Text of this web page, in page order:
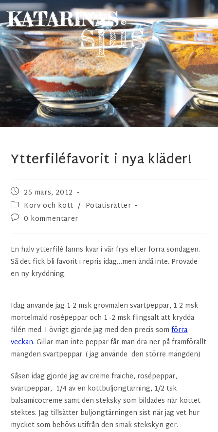
Ytterfiléfavorit i nya kläder!
25 mars, 2012
Korv och kött / Potatisrätter
0 kommentarer
En halv ytterfilé fanns kvar i vår frys efter förra söndagen.
Så det fick bli favorit i repris idag…men ändå inte. Provade
en ny kryddning.
Idag använde jag 1-2 msk grovmalen svartpeppar, 1-2 msk
mortelmald rosépeppar och 1 -2 msk flingsalt att krydda
filén med. I övrigt gjorde jag med den precis somförra
veckan. Gillar man inte peppar får man dra ner på framförallt
mängden svartpeppar. ( jag använde den större mängden)
Såsen idag gjorde jag av creme fraiche, rosépeppar,
svartpeppar, 1/4 av en köttbuljongtärning, 1/2 tsk
balsamicocreme samt den steksky som bildades när köttet
stektes. Jag tillsätter buljongtärningen sist när jag vet hur
mycket som behövs utifrån den smak stekskyn ger.